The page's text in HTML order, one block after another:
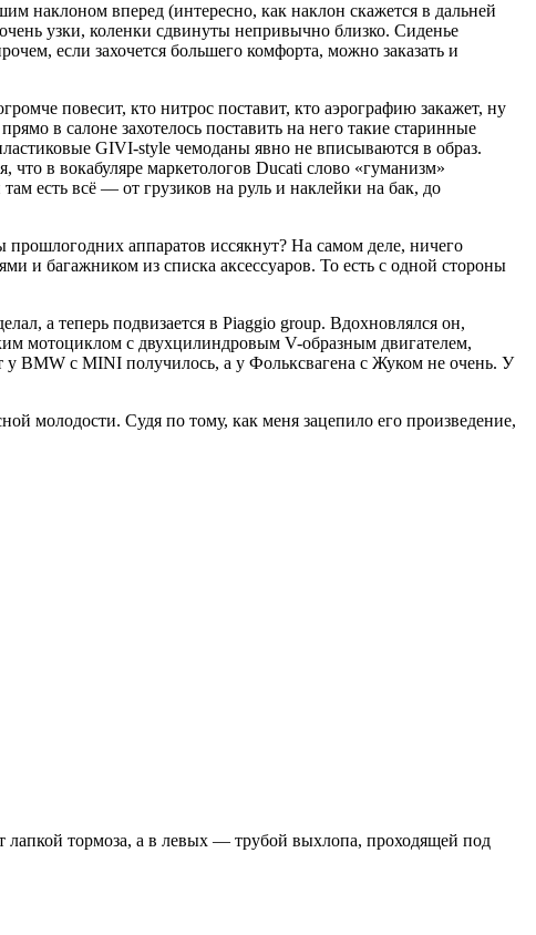
наклоном вперед (интересно, как наклон скажется в дальней
узки, коленки сдвинуты непривычно близко. Сиденье
если захочется большего комфорта, можно заказать и
повесит, кто нитрос поставит, кто аэрографию закажет, ну
в салоне захотелось поставить на него такие старинные
GIVI-style чемоданы явно не вписываются в образ.
в вокабуляре маркетологов Ducati слово «гуманизм»
есть всё — от грузиков на руль и наклейки на бак, до
прошлогодних аппаратов иссякнут? На самом деле, ничего
и багажником из списка аксессуаров. То есть с одной стороны
а теперь подвизается в Piaggio group. Вдохновлялся он,
мотоциклом с двухцилиндровым V-образным двигателем,
BMW с MINI получилось, а у Фольксвагена с Жуком не очень. У
молодости. Судя по тому, как меня зацепило его произведение,
лапкой тормоза, а в левых — трубой выхлопа, проходящей под